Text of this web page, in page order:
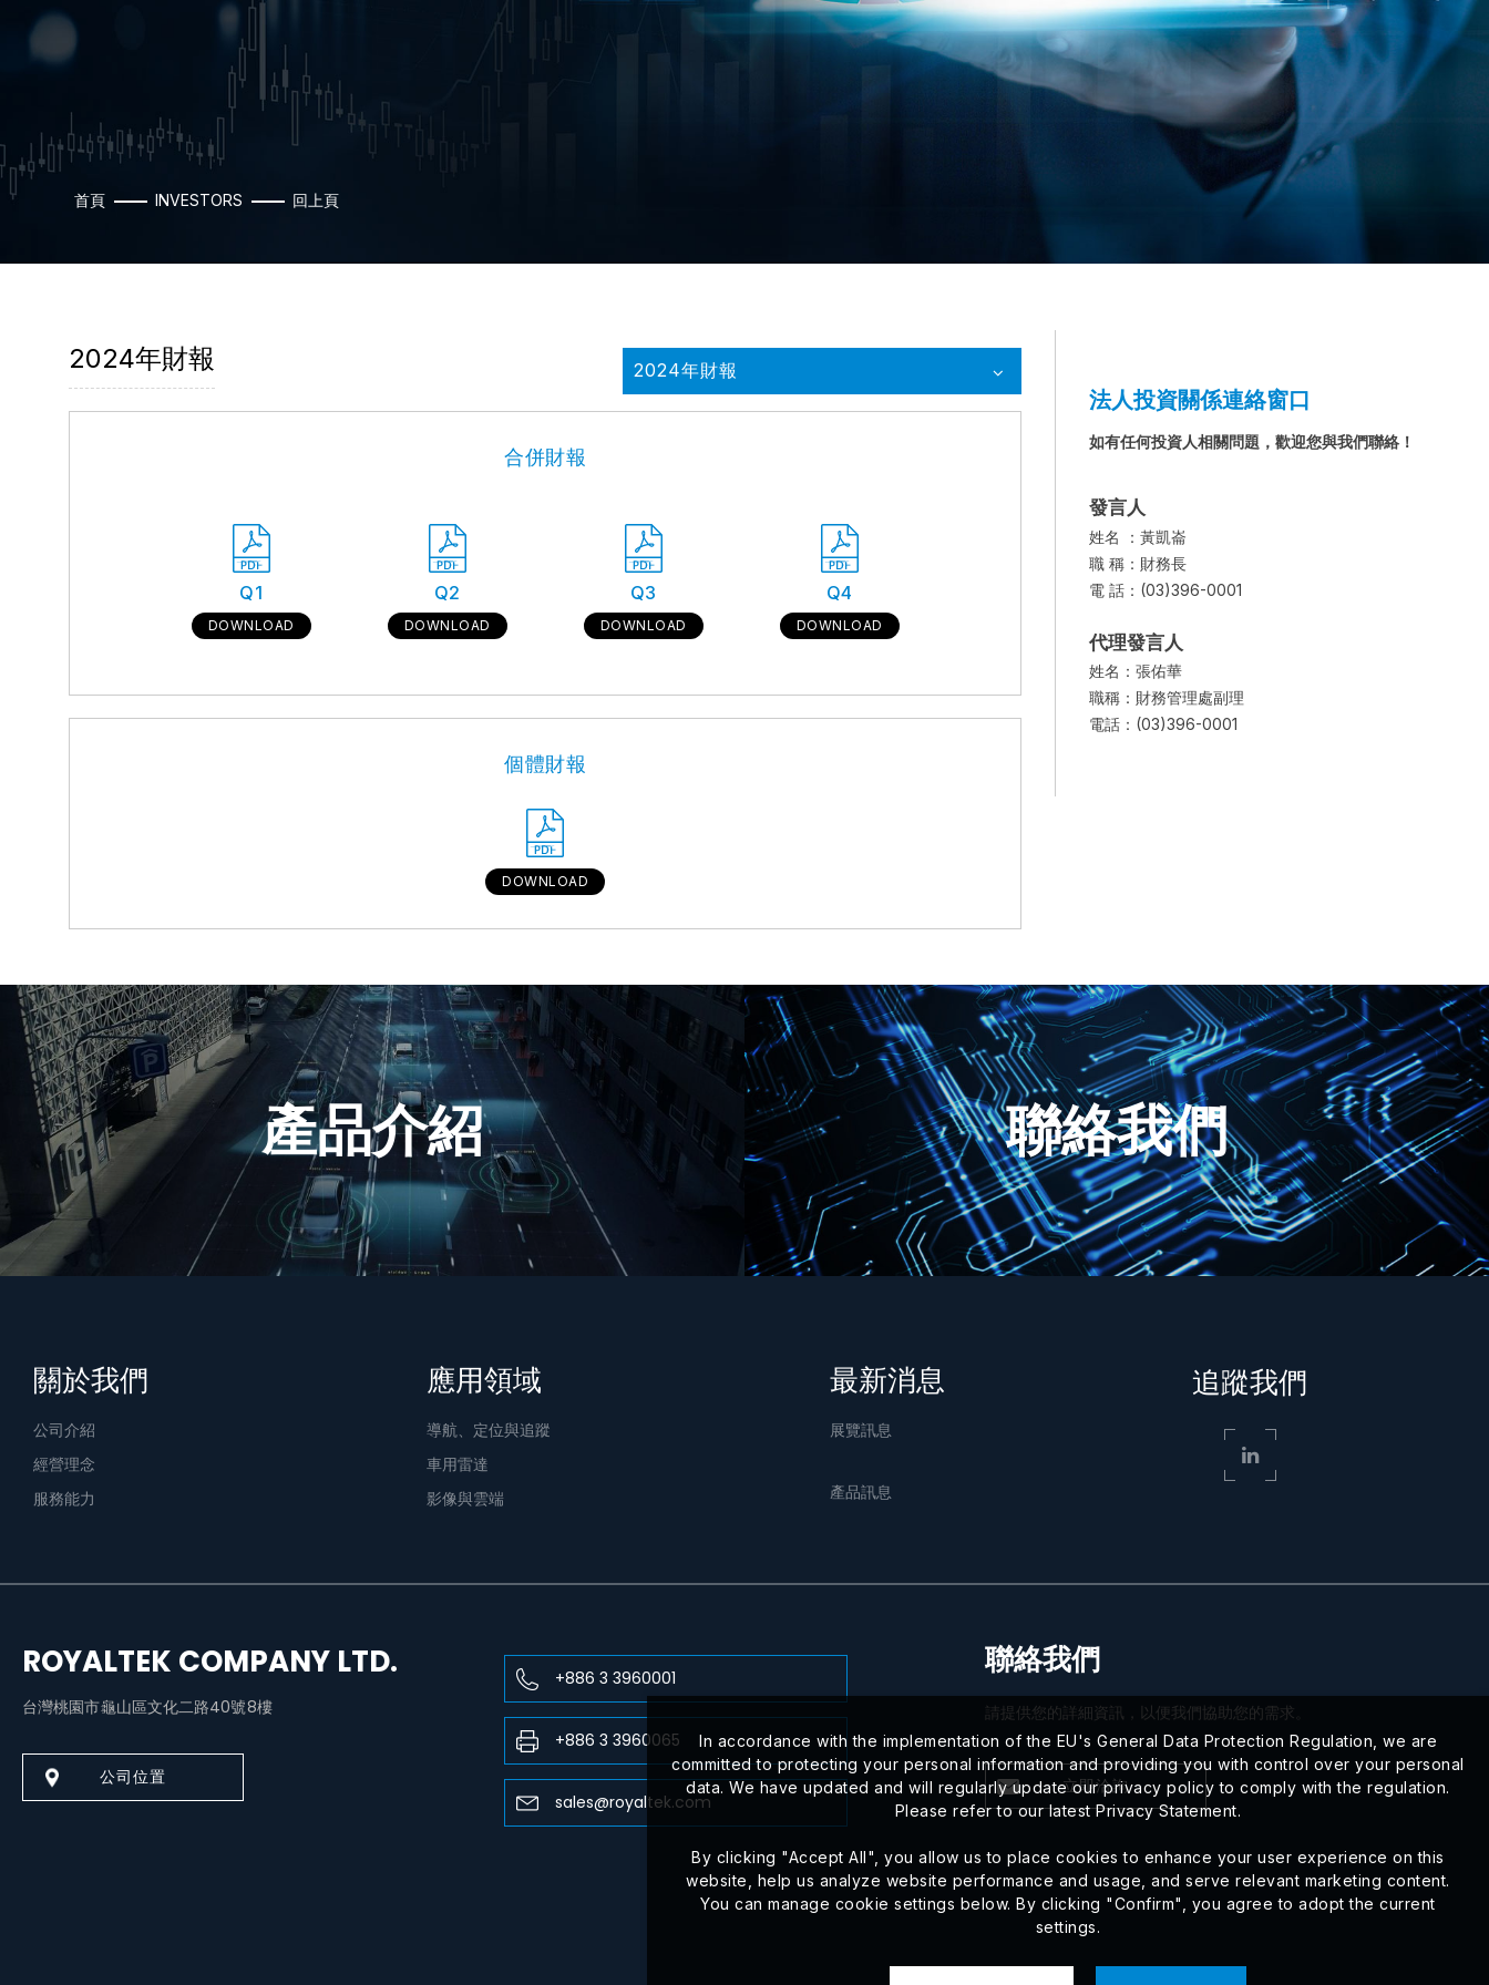
首頁 INVESTORS 回上頁
2024年財報 2024年財報
合併財報
Q1
DOWNLOAD
Q2
DOWNLOAD
Q3
DOWNLOAD
Q4
DOWNLOAD
個體財報
DOWNLOAD
法人投資關係連絡窗口
如有任何投資人相關問題，歡迎您與我們聯絡！
發言人
姓名 ：黃凱崙
職 稱：財務長
電 話：(03)396-0001
代理發言人
姓名：張佑華
職稱：財務管理處副理
電話：(03)396-0001
產品介紹 聯絡我們
關於我們
公司介紹
經營理念
服務能力
應用領域
導航、定位與追蹤
車用雷達
影像與雲端
最新消息
展覽訊息
產品訊息
追蹤我們
ROYALTEK COMPANY LTD.
台灣桃園市龜山區文化二路40號8樓
公司位置
+886 3 3960001
+886 3 3960065
sales@royaltek.com
聯絡我們
請提供您的詳細資訊，以便我們協助您的需求。
立即洽詢
In accordance with the implementation of the EU's General Data Protection Regulation, we are
committed to protecting your personal information and providing you with control over your personal
data. We have updated and will regularly update our privacy policy to comply with the regulation.
Please refer to our latest Privacy Statement.
By clicking "Accept All", you allow us to place cookies to enhance your user experience on this
website, help us analyze website performance and usage, and serve relevant marketing content.
You can manage cookie settings below. By clicking "Confirm", you agree to adopt the current
settings.